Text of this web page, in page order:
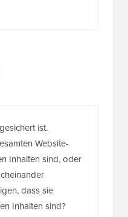
ist.
Website-
Inhalten sind, oder
dass sie
Inhalten sind?